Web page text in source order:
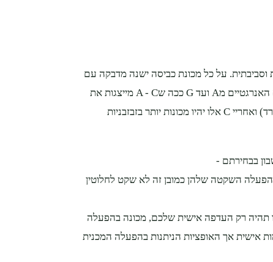
וסביבתית. על כל מכונת כביסה ישנה מדבקה עם
אותיות באנגלית - הן מייצגות את הסימונים האנרגטיים מA ועד G ככה שA - C מייצגות את
המכונות היעילות והחסכניות (על פי סדר יורד) ואחריי C אלו יהיו מכונות יותר בזבזבניות
בבחירתם -
השקטה שלהן כמובן זה לא שקט לחלוטין
זו תהיה רק העדפה אישית שלכם, מכונה בהפעלה
אישית אך האופציות הניתנות בהפעלה המכנית